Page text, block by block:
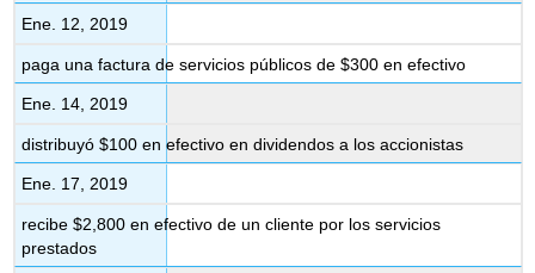
Ene. 12, 2019
paga una factura de servicios públicos de $300 en efectivo
Ene. 14, 2019
distribuyó $100 en efectivo en dividendos a los accionistas
Ene. 17, 2019
recibe $2,800 en efectivo de un cliente por los servicios
prestados